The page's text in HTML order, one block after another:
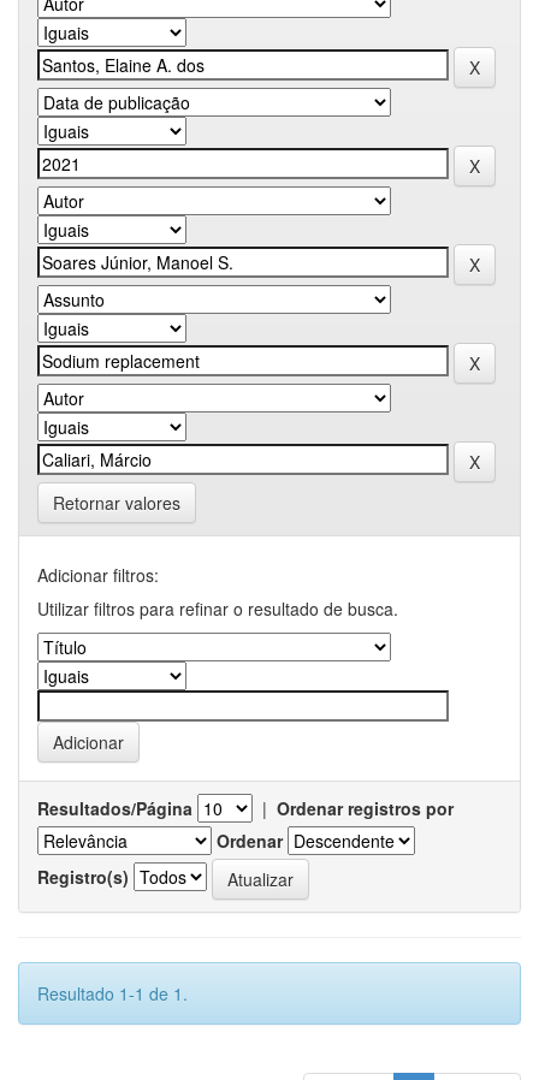
Retornar valores
Adicionar filtros:
Utilizar filtros para refinar o resultado de busca.
Resultados/Página | Ordenar registros por
Ordenar
Registro(s)
Resultado 1-1 de 1.